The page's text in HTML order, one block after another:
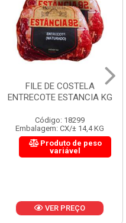
FILE DE COSTELA
ENTRECOTE ESTANCIA KG
Código: 18299
Embalagem: CX/± 14,4 KG
Produto de peso
variável
VER PREÇO